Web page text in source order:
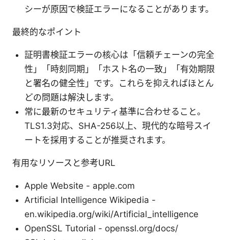
シーが原因で検証エラーになることがあります。
最終的なポイント
証明書検証エラーの核心は「信頼チェーンの完全
性」「時刻同期」「ホスト名の一致」「有効期限
と署名の健全性」です。これらを抑えればほとん
どの問題は解決します。
常に最新のセキュリティ基準に合わせること。
TLS1.3対応、SHA-256以上、現代的な暗号スイ
ートを採用することが推奨されます。
有用なリソースと参考URL
Apple Website - apple.com
Artificial Intelligence Wikipedia -
en.wikipedia.org/wiki/Artificial_intelligence
OpenSSL Tutorial - openssl.org/docs/